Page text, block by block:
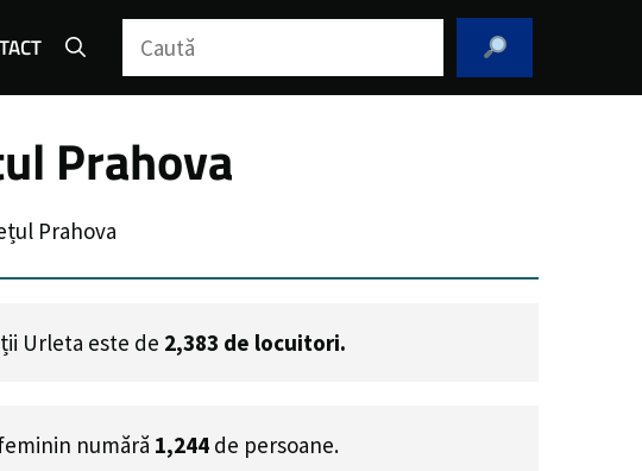
Caută
Prahova
Prahova
Urleta este de 2,383 de locuitori.
numără 1,244 de persoane.